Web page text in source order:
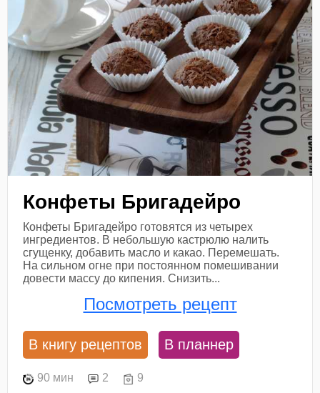
Конфеты Бригадейро
Конфеты Бригадейро готовятся из четырех
ингредиентов. В небольшую кастрюлю налить
сгущенку, добавить масло и какао. Перемешать.
На сильном огне при постоянном помешивании
довести массу до кипения. Снизить...
Посмотреть рецепт
В книгу рецептов В планнер
90 мин 2 9